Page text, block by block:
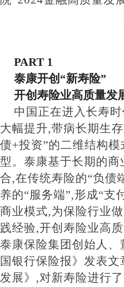
PART 1
泰康开创“新寿险”
开创寿险业高质量发
中国正在进入长寿
大幅提升,带病长期生
债+投资”的二维结构
型。泰康基于长期的
合,在传统寿险的“负债
养的“服务端”,形成“支
商业模式,为保险行业
践经验,开创寿险业高
泰康保险集团创始人
国银行保险报》发表
发展》,对新寿险进行